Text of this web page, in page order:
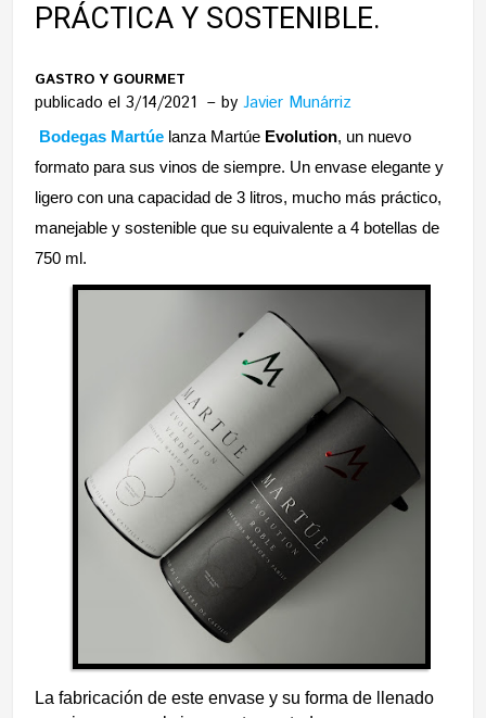
PRÁCTICA Y SOSTENIBLE.
GASTRO Y GOURMET
publicado el 3/14/2021 byJavier Munárriz
Bodegas Martúe lanza Martúe Evolution, un nuevo
formato para sus vinos de siempre. Un envase elegante y
ligero con una capacidad de 3 litros, mucho más práctico,
manejable y sostenible que su equivalente a 4 botellas de
750 ml.
La fabricación de este envase y su forma de llenado